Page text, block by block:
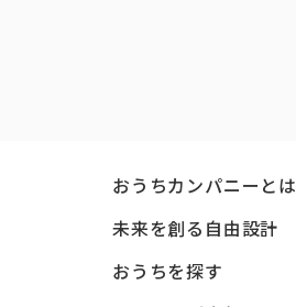
おうちカンパニーとは
未来を創る自由設計
おうちを探す